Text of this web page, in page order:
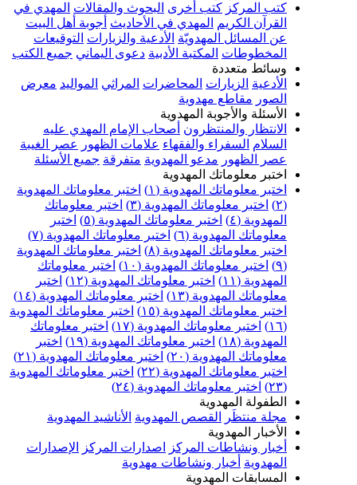
كتب المركز كتب أخرى البحوث والمقالات المهدي في
القرآن الكريم
المهدي في الأحاديث أجوبة أهل البيت
عن المسائل المهدويّة الأدعية والزيارات التوقيعات
المخطوطات المكتبة الأدبية دعوى اليماني جميع الكتب
وسائط متعددة
الأدعية الزيارات المحاضرات المراثي المواليد معرض
الصور مقاطع مهدوية
الأسئلة والأجوبة المهدوية
الانتظار والمنتظرون أصحاب الإمام المهدي عليه
السلام السفراء والفقهاء علامات الظهور
عصر الغيبة
عصر الظهور مدعو المهدوية متفرقة جميع الأسئلة
اختبر معلوماتك المهدوية
اختبر معلوماتك المهدوية (١)
اختبر معلوماتك المهدوية
(٢)
اختبر معلوماتك المهدوية (٣)
اختبر معلوماتك
المهدوية (٤)
اختبر معلوماتك المهدوية (٥)
اختبر
معلوماتك المهدوية (٦)
اختبر معلوماتك المهدوية (٧)
اختبر معلوماتك المهدوية (٨)
اختبر معلوماتك المهدوية
(٩)
اختبر معلوماتك المهدوية (١٠)
اختبر معلوماتك
المهدوية (١١)
اختبر معلوماتك المهدوية (١٢)
اختبر
معلوماتك المهدوية (١٣)
اختبر معلوماتك المهدوية (١٤)
اختبر معلوماتك المهدوية (١٥)
اختبر معلوماتك المهدوية
(١٦)
اختبر معلوماتك المهدوية (١٧)
اختبر معلوماتك
المهدوية (١٨)
اختبر معلوماتك المهدوية (١٩)
اختبر
معلوماتك المهدوية (٢٠)
اختبر معلوماتك المهدوية (٢١)
اختبر معلوماتك المهدوية (٢٢)
اختبر معلوماتك المهدوية
(٢٣)
اختبر معلوماتك المهدوية (٢٤)
الطفولة المهدوية
مجلة منتظَر
القصص المهدوية الأناشيد المهدوية
الأخبار المهدوية
أخبار ونشاطات المركز
اصدارات المركز
الإصدارات
المهدوية أخبار ونشاطات مهدوية
المسابقات المهدوية